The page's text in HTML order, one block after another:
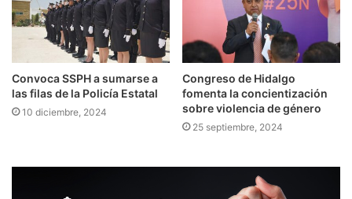
Convoca SSPH a sumarse a
las filas de la Policía Estatal
10 diciembre, 2024
Congreso de Hidalgo
fomenta la concientización
sobre violencia de género
25 septiembre, 2024